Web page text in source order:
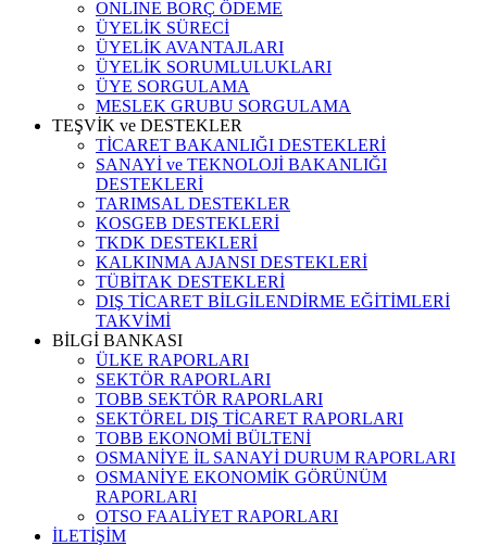
ONLINE BORÇ ÖDEME
ÜYELİK SÜRECİ
ÜYELİK AVANTAJLARI
ÜYELİK SORUMLULUKLARI
ÜYE SORGULAMA
MESLEK GRUBU SORGULAMA
TEŞVİK ve DESTEKLER
TİCARET BAKANLIĞI DESTEKLERİ
SANAYİ ve TEKNOLOJİ BAKANLIĞI
DESTEKLERİ
TARIMSAL DESTEKLER
KOSGEB DESTEKLERİ
TKDK DESTEKLERİ
KALKINMA AJANSI DESTEKLERİ
TÜBİTAK DESTEKLERİ
DIŞ TİCARET BİLGİLENDİRME EĞİTİMLERİ
TAKVİMİ
BİLGİ BANKASI
ÜLKE RAPORLARI
SEKTÖR RAPORLARI
TOBB SEKTÖR RAPORLARI
SEKTÖREL DIŞ TİCARET RAPORLARI
TOBB EKONOMİ BÜLTENİ
OSMANİYE İL SANAYİ DURUM RAPORLARI
OSMANİYE EKONOMİK GÖRÜNÜM
RAPORLARI
OTSO FAALİYET RAPORLARI
İLETİŞİM